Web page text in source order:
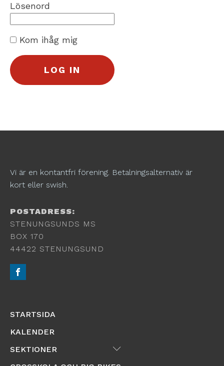
Lösenord
Kom ihåg mig
Vi är en kontantfri förening. Betalningsalternativ är
kort eller swish.
POSTADRESS:
STENUNGSUNDS MS
BOX 170
44422 STENUNGSUND
STARTSIDA
KALENDER
SEKTIONER
Submenu